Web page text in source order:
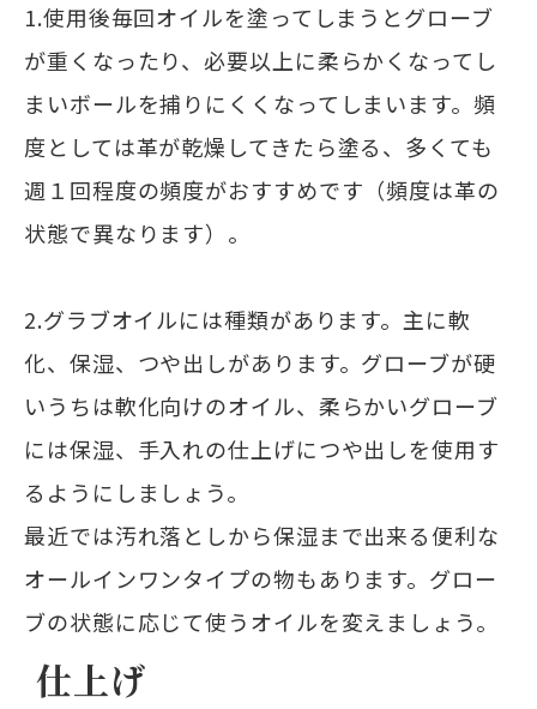
1.使用後毎回オイルを塗ってしまうとグローブ
が重くなったり、必要以上に柔らかくなってし
まいボールを捕りにくくなってしまいます。頻
度としては革が乾燥してきたら塗る、多くても
週１回程度の頻度がおすすめです（頻度は革の
状態で異なります）。
2.グラブオイルには種類があります。主に軟
化、保湿、つや出しがあります。グローブが硬
いうちは軟化向けのオイル、柔らかいグローブ
には保湿、手入れの仕上げにつや出しを使用す
るようにしましょう。
最近では汚れ落としから保湿まで出来る便利な
オールインワンタイプの物もあります。グロー
ブの状態に応じて使うオイルを変えましょう。
仕上げ